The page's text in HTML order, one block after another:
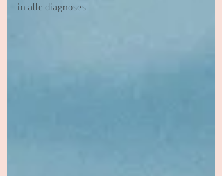
in alle diagnoses